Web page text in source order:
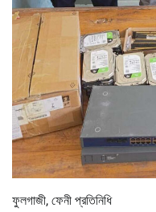
ফুলগাজী, ফেনী প্রতিনিধি